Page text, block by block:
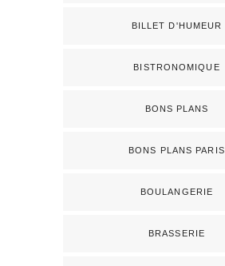
BILLET D'HUMEUR
BISTRONOMIQUE
BONS PLANS
BONS PLANS PARIS
BOULANGERIE
BRASSERIE